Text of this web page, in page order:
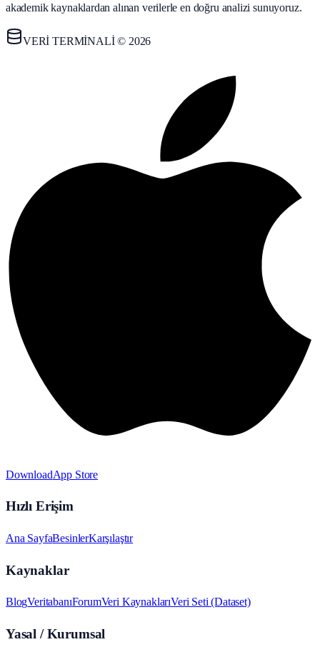
akademik kaynaklardan alınan verilerle en doğru analizi sunuyoruz.
VERİ TERMİNALİ © 2026
DownloadApp Store
Hızlı Erişim
Ana SayfaBesinlerKarşılaştır
Kaynaklar
BlogVeritabanıForumVeri KaynaklarıVeri Seti (Dataset)
Yasal / Kurumsal